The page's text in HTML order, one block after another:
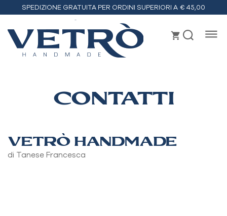
SPEDIZIONE GRATUITA PER ORDINI SUPERIORI A € 45,00
CONTATTI
VETRÒ HANDMADE
di Tanese Francesca